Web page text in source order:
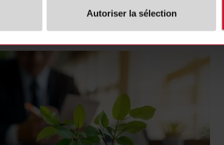
Autoriser la sélection